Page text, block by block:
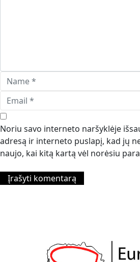
Noriu savo interneto naršyklėje
adresą ir interneto puslapį, kad jų
naujo, kai kitą kartą vėl norėsiu